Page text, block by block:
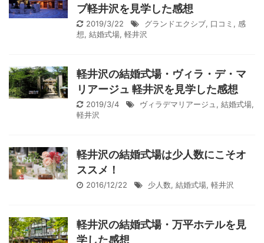
ブ軽井沢を見学した感想
2019/3/22 グランドエクシブ, 口コミ , 感
想, 結婚式場, 軽井沢
軽井沢の結婚式場・ヴィラ・デ・マ
リアージュ 軽井沢を見学した感想
2019/3/4 ヴィラデマリアージュ , 結婚式場,
軽井沢
軽井沢の結婚式場は少人数にこそオ
ススメ！
2016/12/22 少人数, 結婚式場, 軽井沢
軽井沢の結婚式場・万平ホテルを見
学した感想